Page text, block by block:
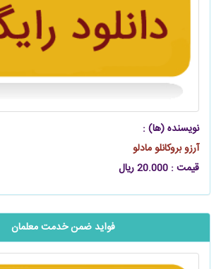
نویسنده (ها) :
آرزو بروکانلو مادلو
قیمت : 20.000 ریال
فواید ضمن خدمت معلمان